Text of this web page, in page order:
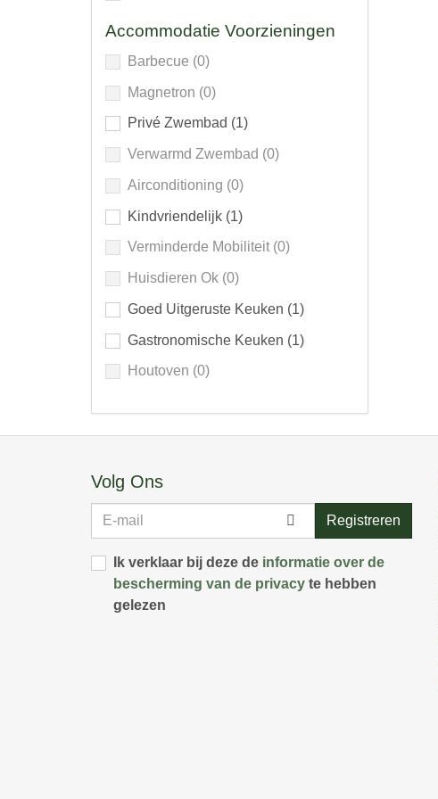
Accommodatie Voorzieningen
Barbecue (0)
Magnetron (0)
Privé Zwembad (1)
Verwarmd Zwembad (0)
Airconditioning (0)
Kindvriendelijk (1)
Verminderde Mobiliteit (0)
Huisdieren Ok (0)
Goed Uitgeruste Keuken (1)
Gastronomische Keuken (1)
Houtoven (0)
Volg Ons
E-
mail
Registreren
Ik verklaar bij deze de informatie over de
bescherming van de privacy te hebben
gelezen